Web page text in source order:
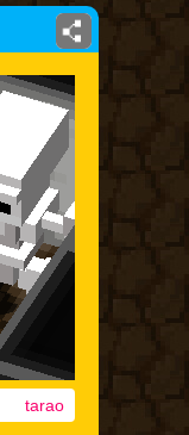
tarao